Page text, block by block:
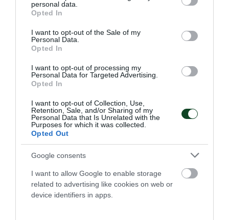
grant or deny consent to Google and its third-party tags to
use your data for below specified purposes in below Google
consent section.
personal data.
Opted In
I want to opt-out of the Sale of my
Personal Data.
Opted In
I want to opt-out of processing my
Personal Data for Targeted Advertising.
Opted In
I want to opt-out of Collection, Use,
Retention, Sale, and/or Sharing of my
Personal Data that Is Unrelated with the
Purposes for which it was collected.
Opted Out
Google consents
I want to allow Google to enable storage
related to advertising like cookies on web or
device identifiers in apps.
Η κλήρωση της EuroLeague
Women
Ο Παναθηναϊκός έμαθε το μονοπάτι του για την πρόκριση
στους ομίλους της EuroLeague.